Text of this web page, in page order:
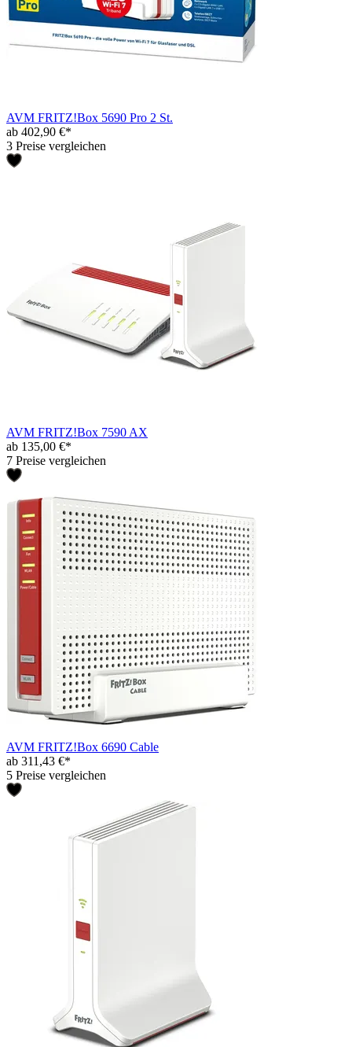
AVM FRITZ!Box 5690 Pro 2 St.
ab 402,90 €*
3 Preise vergleichen
AVM FRITZ!Box 7590 AX
ab 135,00 €*
7 Preise vergleichen
AVM FRITZ!Box 6690 Cable
ab 311,43 €*
5 Preise vergleichen